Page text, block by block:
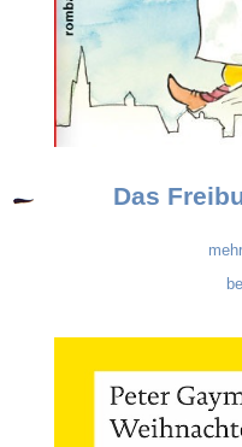
Das